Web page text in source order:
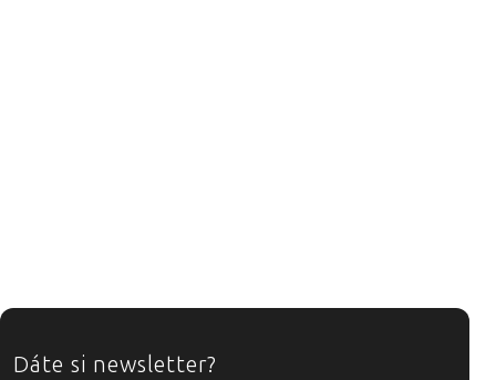
ZÁPÄTIE
Dáte si newsletter?